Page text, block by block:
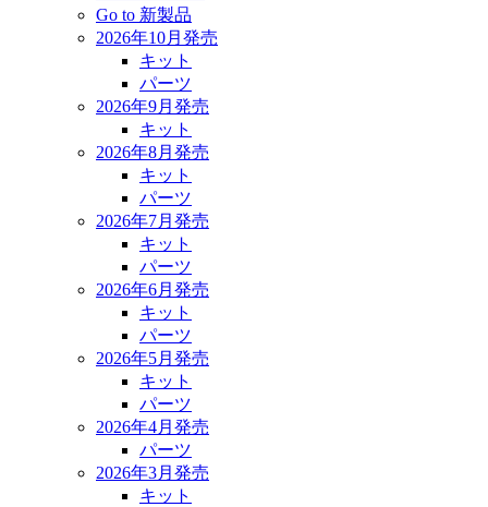
Go to 新製品
2026年10月発売
キット
パーツ
2026年9月発売
キット
2026年8月発売
キット
パーツ
2026年7月発売
キット
パーツ
2026年6月発売
キット
パーツ
2026年5月発売
キット
パーツ
2026年4月発売
パーツ
2026年3月発売
キット